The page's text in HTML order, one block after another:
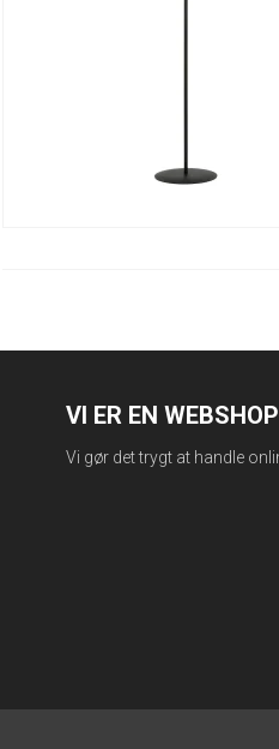
VI ER EN WEBSHOP
Vi gør det trygt at handle